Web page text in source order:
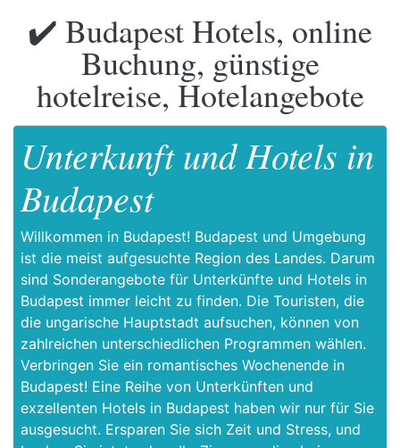
✔️ Budapest Hotels, online
Buchung, günstige
hotelreise, Hotelangebote
Unterkunft und Hotels in
Budapest
Willkommen in Budapest! Budapest und Umgebung
ist die meist aufgesuchte Region des Landes. Darum
sind Sonderangebote für Unterkünfte und Hotels in
Budapest immer leicht zu finden. Die Touristen, die
die ungarische Hauptstadt aufsuchen, können von
zahlreichen unterschiedlichen Programmen wählen.
Verbringen Sie ein romantisches Wochenende in
Budapest! Eine Reihe von Unterkünften und
exzellenten Hotels in Budapest haben wir nur für Sie
ausgesucht. Ersparen Sie sich Zeit und Stress, und